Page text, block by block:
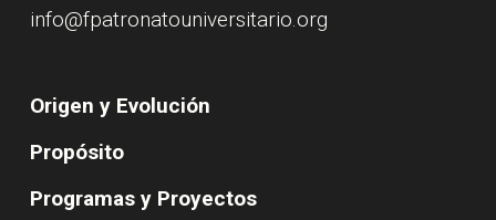
info@fpatronatouniversitario.org
Origen y Evolución
Propósito
Programas y Proyectos